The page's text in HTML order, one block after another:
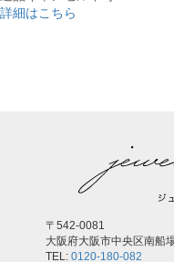
詳細はこちら
〒542-0081
大阪府大阪市中央区南船
TEL: 0120-180-082